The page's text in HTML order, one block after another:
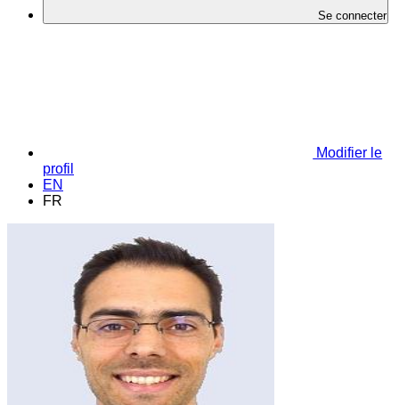
Se connecter
Modifier le
profil
EN
FR